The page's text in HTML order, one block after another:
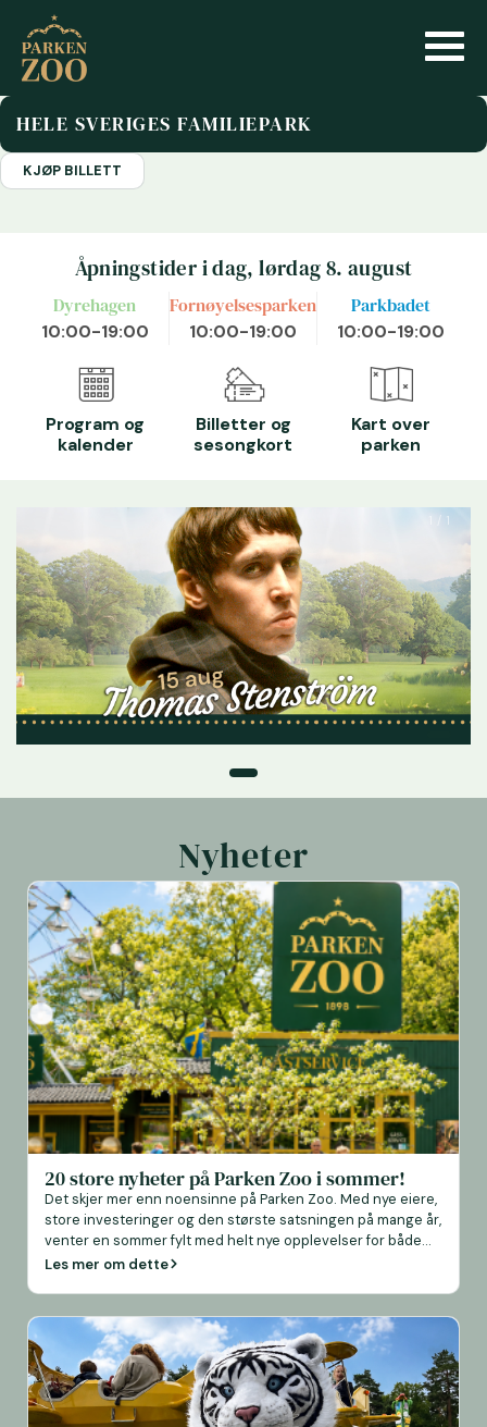
HELE SVERIGES FAMILIEPARK
KJØP BILLETT
Åpningstider i dag, lørdag 8. august
Dyrehagen
10:00-19:00
Fornøyelsesparken
10:00-19:00
Parkbadet
10:00-19:00
Program og
kalender
Billetter og
sesongkort
Kart over
parken
1 / 1
Nyheter
20 store nyheter på Parken Zoo i sommer!
Det skjer mer enn noensinne på Parken Zoo. Med nye eiere,
store investeringer og den største satsningen på mange år,
venter en sommer fylt med helt nye opplevelser for både
store og små. Flere nye dyrearter flytter inn, fire nye
Les mer om dette